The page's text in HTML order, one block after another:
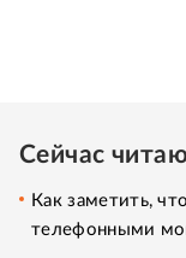
Сейчас
Как заметить,
телефонными